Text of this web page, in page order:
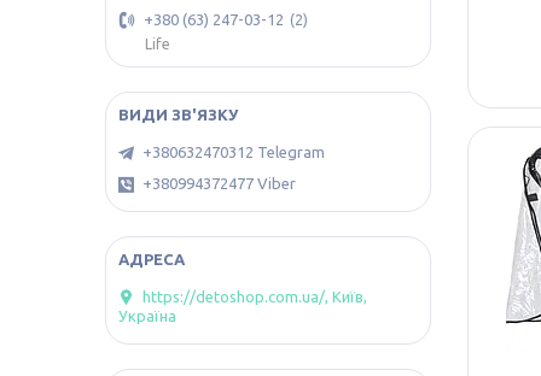
+380 (63) 247-03-12
2
Life
+380632470312 Telegram
+380994372477 Viber
https://detoshop.com.ua/, Київ,
Україна